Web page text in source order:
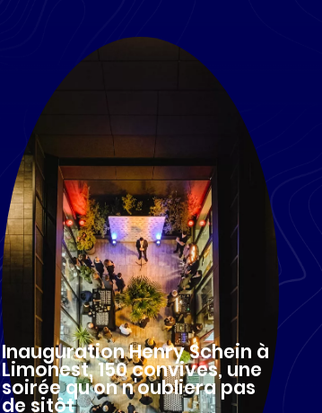
Inauguration Henry Schein à
Limonest, 150 convives, une
soirée qu'on n'oubliera pas
de sitôt